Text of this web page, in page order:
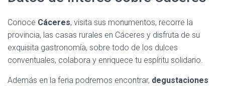
Conoce Cáceres, visita sus monumentos, recorre la
provincia, las casas rurales en Cáceres y disfruta de su
exquisita gastronomía, sobre todo de los dulces
conventuales, colabora y enriquece tu espíritu solidario.
Además en la feria podremos encontrar, degustaciones